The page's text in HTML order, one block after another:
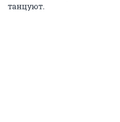
танцуют.